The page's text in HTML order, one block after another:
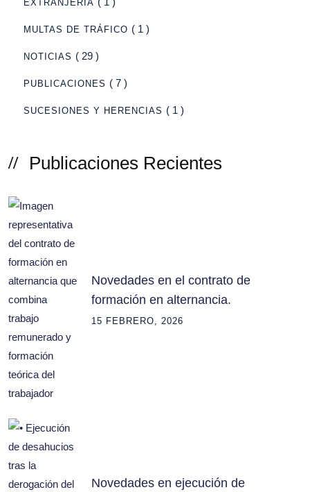
EXTRANJERÍA
MULTAS DE TRÁFICO ( 1 )
NOTICIAS ( 29 )
PUBLICACIONES ( 7 )
SUCESIONES Y HERENCIAS ( 1 )
Publicaciones Recientes
Novedades en el contrato de
formación en alternancia.
15 FEBRERO, 2026
Novedades en ejecución de